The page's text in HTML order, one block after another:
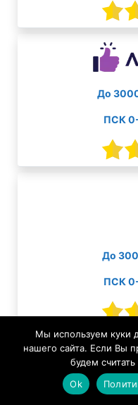
До
ПСК
До
ПСК
Мы используем куки
нашего сайта. Если Вы
будем считать
Ok